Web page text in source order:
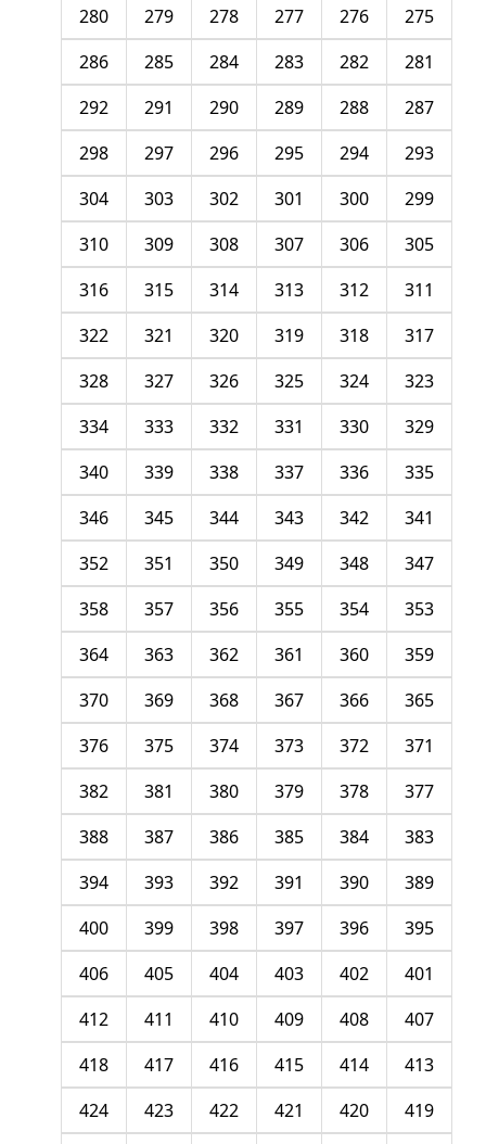
275
276
277
278
279
280
281
282
283
284
285
286
287
288
289
290
291
292
293
294
295
296
297
298
299
300
301
302
303
304
305
306
307
308
309
310
311
312
313
314
315
316
317
318
319
320
321
322
323
324
325
326
327
328
329
330
331
332
333
334
335
336
337
338
339
340
341
342
343
344
345
346
347
348
349
350
351
352
353
354
355
356
357
358
359
360
361
362
363
364
365
366
367
368
369
370
371
372
373
374
375
376
377
378
379
380
381
382
383
384
385
386
387
388
389
390
391
392
393
394
395
396
397
398
399
400
401
402
403
404
405
406
407
408
409
410
411
412
413
414
415
416
417
418
419
420
421
422
423
424